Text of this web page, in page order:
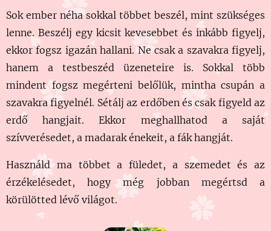
Sok ember néha sokkal többet beszél, mint szükséges
lenne. Beszélj egy kicsit kevesebbet és inkább figyelj,
ekkor fogsz igazán hallani. Ne csak a szavakra figyelj,
hanem a testbeszéd üzeneteire is. Sokkal több
mindent fogsz megérteni belőlük, mintha csupán a
szavakra figyelnél. Sétálj az erdőben és csak figyeld az
erdő hangjait. Ekkor meghallhatod a saját
szívverésedet, a madarak énekeit, a fák hangját.
Használd ma többet a füledet, a szemedet és az
érzékelésedet, hogy még jobban megértsd a
körülötted lévő világot.